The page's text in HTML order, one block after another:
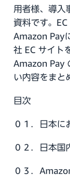
用者様、導入
資料です。
Amazon Pay
社 EC サイト
Amazon Pay
い内容をまと
目次
０１．日本に
０２．日本国
０３．